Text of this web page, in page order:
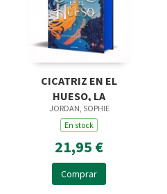
CICATRIZ EN EL
HUESO, LA
JORDAN, SOPHIE
En stock
21,95 €
Comprar